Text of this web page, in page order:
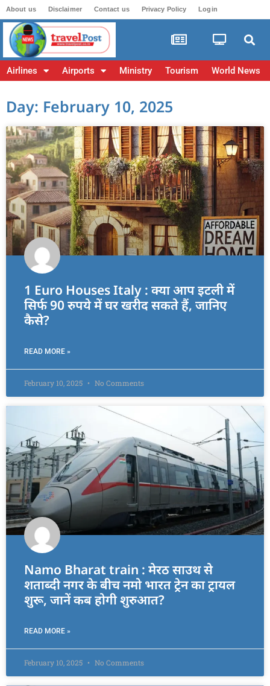
About us Disclaimer Contact us Privacy Policy Login
Airlines Airports Ministry Tourism World News
Day: February 10, 2025
1 Euro Houses Italy : क्या आप इटली में
सिर्फ 90 रुपये में घर खरीद सकते हैं, जानिए
कैसे?
READ MORE »
February 10, 2025 No Comments
Namo Bharat train : मेरठ साउथ से
शताब्दी नगर के बीच नमो भारत ट्रेन का ट्रायल
शुरू, जानें कब होगी शुरुआत?
READ MORE »
February 10, 2025 No Comments